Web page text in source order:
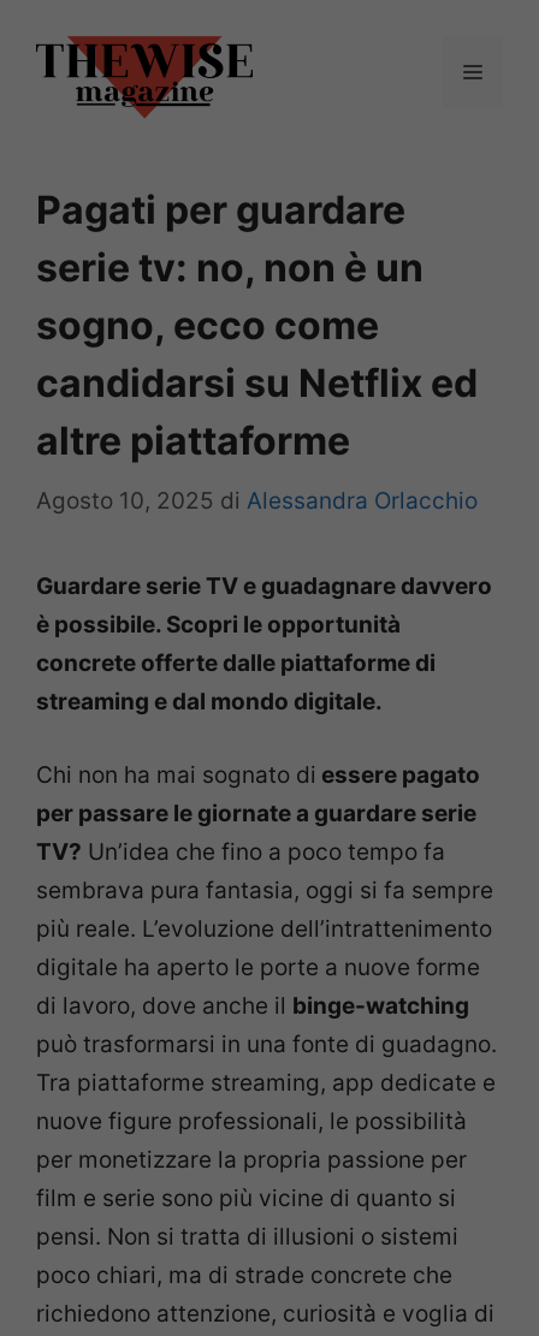
contenuto
Menu
Pagati per guardare
serie tv: no, non è un
sogno, ecco come
candidarsi su Netflix ed
altre piattaforme
Agosto 10, 2025 di Alessandra Orlacchio
Guardare serie TV e guadagnare davvero
è possibile. Scopri le opportunità
concrete offerte dalle piattaforme di
streaming e dal mondo digitale.
Chi non ha mai sognato di essere pagato
per passare le giornate a guardare serie
TV? Un’idea che fino a poco tempo fa
sembrava pura fantasia, oggi si fa sempre
più reale. L’evoluzione dell’intrattenimento
digitale ha aperto le porte a nuove forme
di lavoro, dove anche il binge-watching
può trasformarsi in una fonte di guadagno.
Tra piattaforme streaming, app dedicate e
nuove figure professionali, le possibilità
per monetizzare la propria passione per
film e serie sono più vicine di quanto si
pensi. Non si tratta di illusioni o sistemi
poco chiari, ma di strade concrete che
richiedono attenzione, curiosità e voglia di